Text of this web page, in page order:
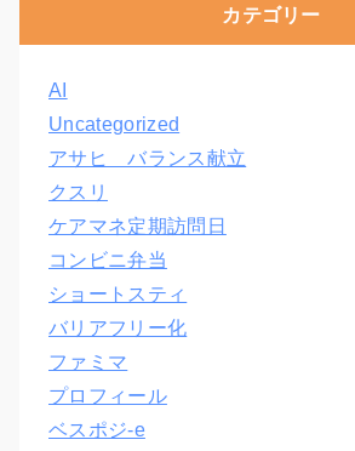
カテゴリー
AI
Uncategorized
アサヒ バランス献立
クスリ
ケアマネ定期訪問日
コンビニ弁当
ショートスティ
バリアフリー化
ファミマ
プロフィール
ベスポジ-e